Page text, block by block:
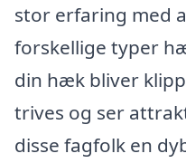
stor erfaring med
forskellige typer
din hæk bliver
trives og ser
disse fagfolk en